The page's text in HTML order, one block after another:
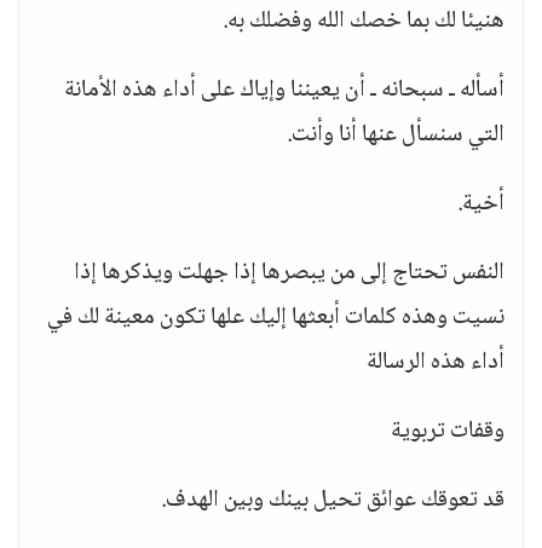
هنيئا لك بما خصك الله وفضلك به.
أسأله ـ سبحانه ـ أن يعيننا وإياك على أداء هذه الأمانة
التي سنسأل عنها أنا وأنت.
أخية.
النفس تحتاج إلى من يبصرها إذا جهلت ويذكرها إذا
نسيت وهذه كلمات أبعثها إليك علها تكون معينة لك في
أداء هذه الرسالة
وقفات تربوية
قد تعوقك عوائق تحيل بينك وبين الهدف.